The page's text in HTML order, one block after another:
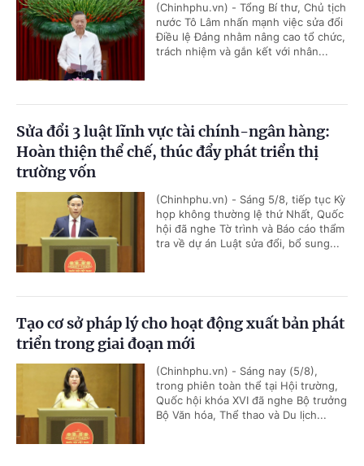
(Chinhphu.vn) - Tổng Bí thư, Chủ tịch
nước Tô Lâm nhấn mạnh việc sửa đổi
Điều lệ Đảng nhằm nâng cao tổ chức,
trách nhiệm và gắn kết với nhân...
Sửa đổi 3 luật lĩnh vực tài chính-ngân hàng:
Hoàn thiện thể chế, thúc đẩy phát triển thị
trường vốn
(Chinhphu.vn) - Sáng 5/8, tiếp tục Kỳ
họp không thường lệ thứ Nhất, Quốc
hội đã nghe Tờ trình và Báo cáo thẩm
tra về dự án Luật sửa đổi, bổ sung...
Tạo cơ sở pháp lý cho hoạt động xuất bản phát
triển trong giai đoạn mới
(Chinhphu.vn) - Sáng nay (5/8),
trong phiên toàn thể tại Hội trường,
Quốc hội khóa XVI đã nghe Bộ trưởng
Bộ Văn hóa, Thể thao và Du lịch...